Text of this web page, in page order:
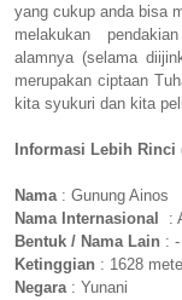
yang cukup anda bisa
melakukan
alamnya (selama
merupakan ciptaan
kita syukuri dan kita
Informasi Lebih
Nama: Gunung Ainos
Nama Internasional
:
Bentuk / Nama Lain : -
Ketinggian : 1628
Negara: Yunani